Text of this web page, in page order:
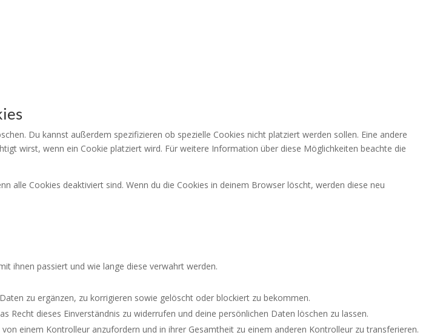
Du kannst außerdem spezifizieren ob spezielle Cookies nicht platziert werden sollen. Eine andere
wirst, wenn ein Cookie platziert wird. Für weitere Information über diese Möglichkeiten beachte die
alle Cookies deaktiviert sind. Wenn du die Cookies in deinem Browser löscht, werden diese neu
ihnen passiert und wie lange diese verwahrt werden.
zu ergänzen, zu korrigieren sowie gelöscht oder blockiert zu bekommen.
Recht dieses Einverständnis zu widerrufen und deine persönlichen Daten löschen zu lassen.
einem Kontrolleur anzufordern und in ihrer Gesamtheit zu einem anderen Kontrolleur zu transferieren.